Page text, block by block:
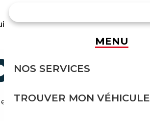
avec Courtage Auto.
MENU
NOS SERVICES
TROUVER MON VÉHICULE